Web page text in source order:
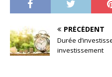
PRÉCÉDENT
Durée
investissement